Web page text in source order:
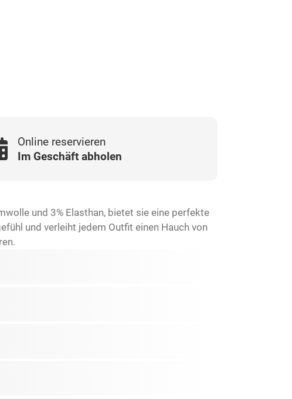
Online reservieren
Im Geschäft abholen
und 3% Elasthan, bietet sie eine perfekte
und verleiht jedem Outfit einen Hauch von